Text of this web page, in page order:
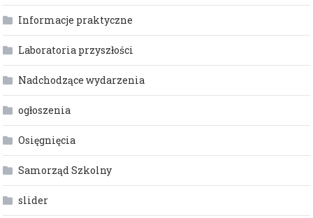
Informacje praktyczne
Laboratoria przyszłości
Nadchodzące wydarzenia
ogłoszenia
Osięgnięcia
Samorząd Szkolny
slider